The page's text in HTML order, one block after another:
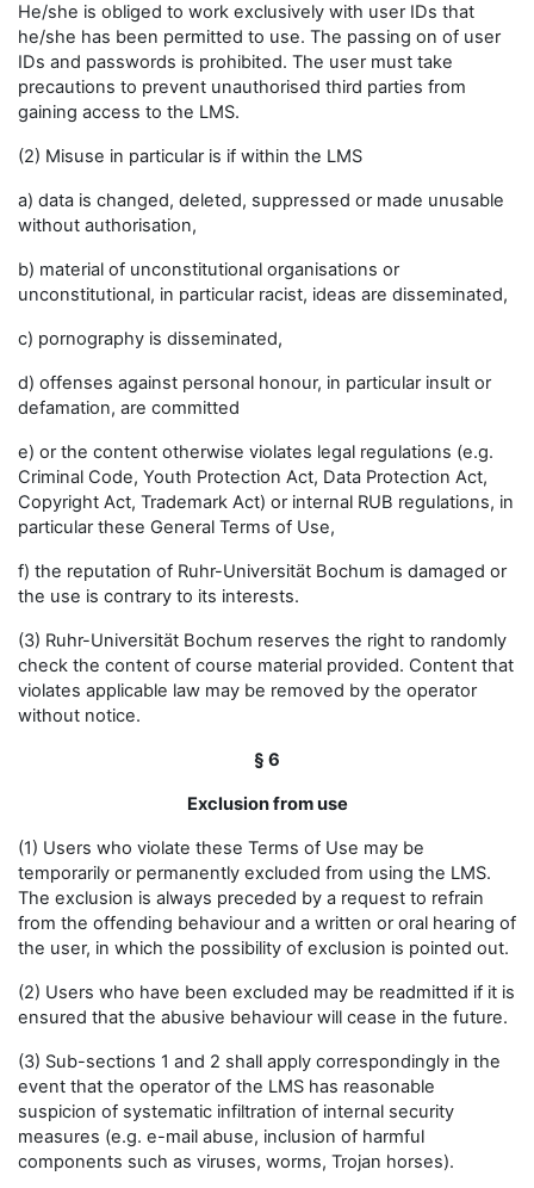
He/she is obliged to work exclusively with user IDs that
he/she has been permitted to use. The passing on of user
IDs and passwords is prohibited. The user must take
precautions to prevent unauthorised third parties from
gaining access to the LMS.
(2) Misuse in particular is if within the LMS
a) data is changed, deleted, suppressed or made unusable
without authorisation,
b) material of unconstitutional organisations or
unconstitutional, in particular racist, ideas are disseminated,
c) pornography is disseminated,
d) offenses against personal honour, in particular insult or
defamation, are committed
e) or the content otherwise violates legal regulations (e.g.
Criminal Code, Youth Protection Act, Data Protection Act,
Copyright Act, Trademark Act) or internal RUB regulations, in
particular these General Terms of Use,
f) the reputation of Ruhr-Universität Bochum is damaged or
the use is contrary to its interests.
(3) Ruhr-Universität Bochum reserves the right to randomly
check the content of course material provided. Content that
violates applicable law may be removed by the operator
without notice.
§ 6
Exclusion from use
(1) Users who violate these Terms of Use may be
temporarily or permanently excluded from using the LMS.
The exclusion is always preceded by a request to refrain
from the offending behaviour and a written or oral hearing of
the user, in which the possibility of exclusion is pointed out.
(2) Users who have been excluded may be readmitted if it is
ensured that the abusive behaviour will cease in the future.
(3) Sub-sections 1 and 2 shall apply correspondingly in the
event that the operator of the LMS has reasonable
suspicion of systematic infiltration of internal security
measures (e.g. e-mail abuse, inclusion of harmful
components such as viruses, worms, Trojan horses).